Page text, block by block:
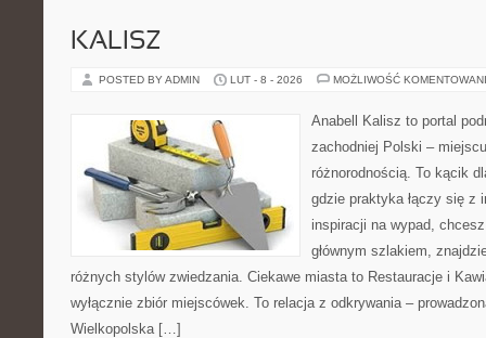
KALISZ
POSTED BY ADMIN LUT - 8 - 2026 MOŻLIWOŚĆ
Anabell Kalisz to portal
zachodniej Polski –
różnorodnością. To kącik
gdzie praktyka łączy się z
inspiracji na wypad,
głównym szlakiem,
różnych stylów zwiedzania. Ciekawe miasta to Restauracje i
wyłącznie zbiór miejscówek. To relacja z odkrywania –
Wielkopolska […]